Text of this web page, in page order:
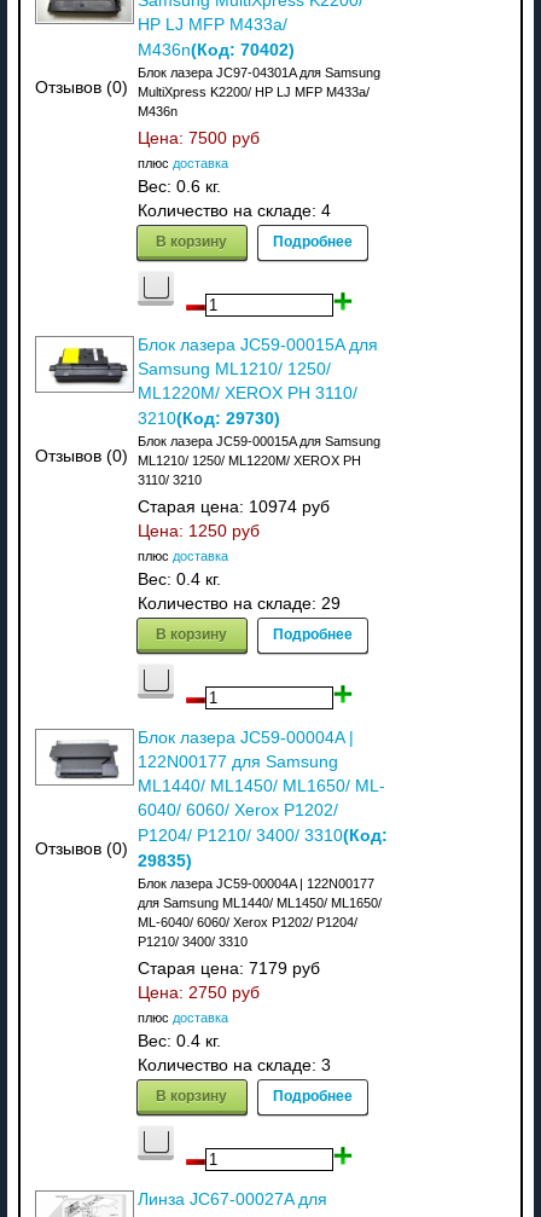
Отзывов (0)
HP LJ MFP M433a/
M436n(Код: 70402)
Блок лазера JC97-04301A для Samsung
MultiXpress K2200/ HP LJ MFP M433a/
M436n
Цена: 7500 руб
плюс доставка
Вес: 0.6 кг.
Количество на складе: 4
В корзину Подробнее
Отзывов (0)
Блок лазера JC59-00015A для
Samsung ML1210/ 1250/
ML1220M/ XEROX PH 3110/
3210(Код: 29730)
Блок лазера JC59-00015A для Samsung
ML1210/ 1250/ ML1220M/ XEROX PH
3110/ 3210
Старая цена: 10974 руб
Цена: 1250 руб
плюс доставка
Вес: 0.4 кг.
Количество на складе: 29
В корзину Подробнее
Отзывов (0)
Блок лазера JC59-00004A |
122N00177 для Samsung
ML1440/ ML1450/ ML1650/ ML-
6040/ 6060/ Xerox P1202/
P1204/ P1210/ 3400/ 3310(Код:
29835)
Блок лазера JC59-00004A | 122N00177
для Samsung ML1440/ ML1450/ ML1650/
ML-6040/ 6060/ Xerox P1202/ P1204/
P1210/ 3400/ 3310
Старая цена: 7179 руб
Цена: 2750 руб
плюс доставка
Вес: 0.4 кг.
Количество на складе: 3
В корзину Подробнее
Линза JC67-00027A для